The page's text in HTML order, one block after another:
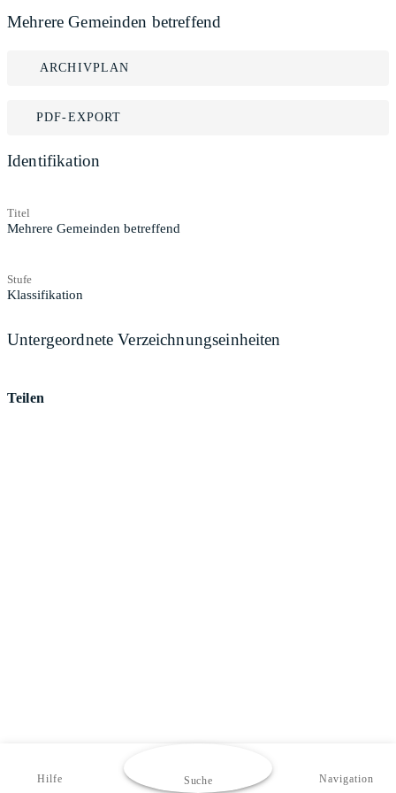
Mehrere Gemeinden betreffend
ARCHIVPLAN
PDF-EXPORT
Identifikation
Titel
Mehrere Gemeinden betreffend
Stufe
Klassifikation
Untergeordnete Verzeichnungseinheiten
Teilen
Hilfe Suche Navigation